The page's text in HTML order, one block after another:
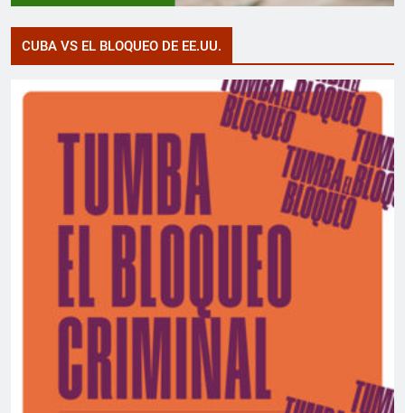
CUBA VS EL BLOQUEO DE EE.UU.